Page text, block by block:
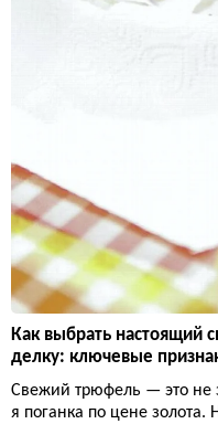
Как выбрать настоящий
делку: ключевые
Свежий трюфель — это не
я поганка по цене золота.